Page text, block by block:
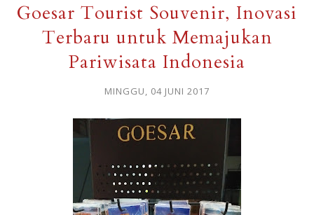
Goesar Tourist Souvenir, Inovasi
Terbaru untuk Memajukan
Pariwisata Indonesia
MINGGU, 04 JUNI 2017